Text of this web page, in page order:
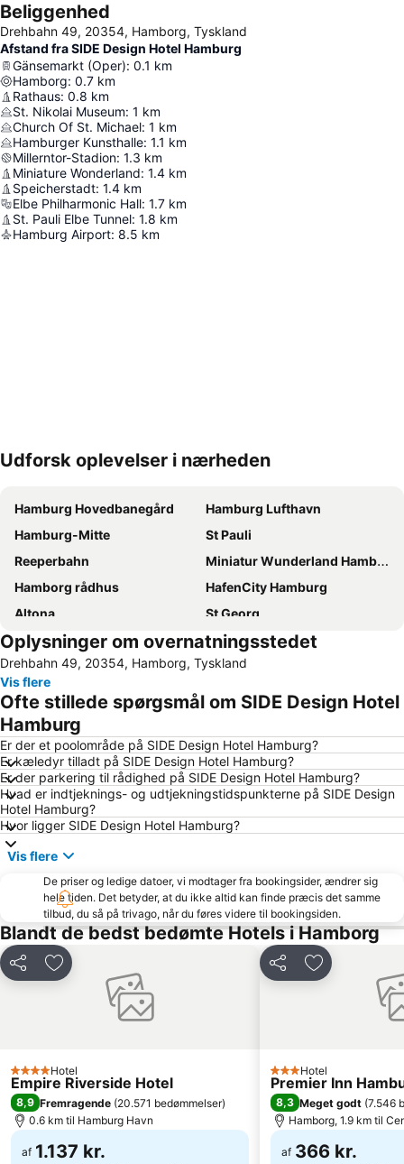
Beliggenhed
Drehbahn 49, 20354, Hamborg, Tyskland
Afstand fra SIDE Design Hotel Hamburg
Gänsemarkt (Oper): 0.1 km
Hamborg: 0.7 km
Rathaus: 0.8 km
St. Nikolai Museum: 1 km
Church Of St. Michael: 1 km
Hamburger Kunsthalle: 1.1 km
Millerntor-Stadion: 1.3 km
Miniature Wonderland: 1.4 km
Speicherstadt: 1.4 km
Elbe Philharmonic Hall: 1.7 km
St. Pauli Elbe Tunnel: 1.8 km
Hamburg Airport: 8.5 km
Udvid kort
Udforsk oplevelser i nærheden
Hamburg Hovedbanegård
Hamburg Lufthavn
Hamburg-Mitte
St Pauli
Reeperbahn
Miniatur Wunderland Hamburg
Hamborg rådhus
HafenCity Hamburg
Altona
St Georg
Neustadt
Hamburg Messe
Hamburg-Altstadt
Sternschanze
Barclaycard Arena
Hamburg Havn
Alster Hamburg
Altona-Altstadt
Hagenbeck Zoo
Billstedt Center
CCH Hamburg kongresscenter
Blankenese
Lüneburg Town Hall
Speicherstadt
Elbphilharmonie
Santa Pauli
Imtech Arena
Hauptbahnhof Süd Metro Station
Hamburg Marathon
Volksbank Arena Hamburg
Mönckebergstraße
Bergedorf
Wild Park Lüneburger Heide
ZOB Bus-Port Hamburg
Schnelsen
Shopping Schanzenviertel
St Pauli Landungsbrücken
HolstenTherme
Hamburger Dom
Automaten-Spielbank Steindamm
Victoria Stadion
Altona-Nord
Oplysninger om overnatningsstedet
Drehbahn 49, 20354, Hamborg, Tyskland
Vis flere
Ofte stillede spørgsmål om SIDE Design Hotel
Hamburg
Er der et poolområde på SIDE Design Hotel Hamburg?
Er kæledyr tilladt på SIDE Design Hotel Hamburg?
Er der parkering til rådighed på SIDE Design Hotel Hamburg?
Hvad er indtjeknings- og udtjekningstidspunkterne på SIDE Design
Hotel Hamburg?
Hvor ligger SIDE Design Hotel Hamburg?
Vis flere
De priser og ledige datoer, vi modtager fra bookingsider, ændrer sig
hele tiden. Det betyder, at du ikke altid kan finde præcis det samme
tilbud, du så på trivago, når du føres videre til bookingsiden.
Blandt de bedst bedømte Hotels i Hamborg
Del Føj til favoritter
4 Stjerner
Hotel
Empire Riverside Hotel
8,9 Fremragende (20.571 bedømmelser)
0.6 km til Hamburg Havn
af 1.137 kr.
Del Føj til
3 Stjerner
Hotel
Premier Inn
8,3 Meget godt (7.546
Hamborg, 1.9 km til
af 366 kr.